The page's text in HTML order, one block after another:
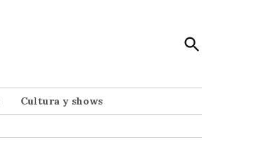
Open
Search
Cultura y shows